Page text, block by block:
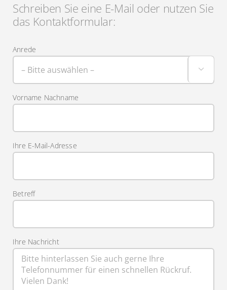
Schreiben Sie eine E-Mail oder nutzen Sie
das Kontaktformular:
Anrede

Vorname Nachname
Ihre E-Mail-Adresse
Betreff
Ihre Nachricht